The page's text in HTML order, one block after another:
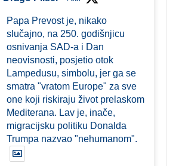
Papa Prevost je, nikako
slučajno, na 250. godišnjicu
osnivanja SAD-a i Dan
neovisnosti, posjetio otok
Lampedusu, simbolu, jer ga se
smatra "vratom Europe" za sve
one koji riskiraju život prelaskom
Mediterana. Lav je, inače,
migracijsku politiku Donalda
Trumpa nazvao "nehumanom".